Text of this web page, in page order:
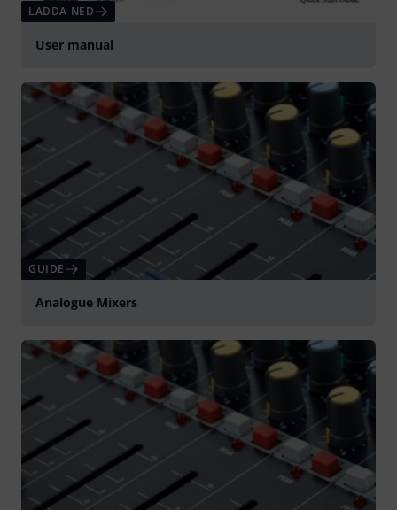
LADDA NED
User manual
GUIDE
Analogue Mixers